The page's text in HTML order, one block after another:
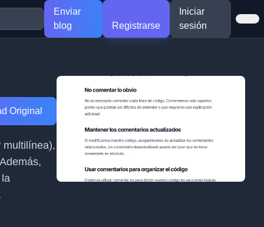
Enviar
blog
Registrarse
Iniciar
sesión
Original
multilínea),